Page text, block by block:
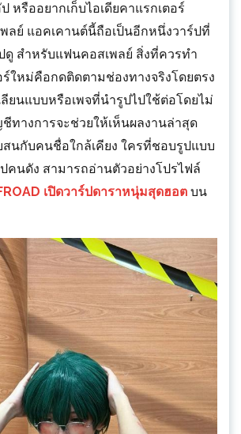
หรืออยากเก็บไอเดียคาแรกเตอร์
ลย์ แอคเคานต์นี้ถือเป็นอีกหนึ่งวาร์ปที่
ดู สำหรับแฟนคอสเพลย์ สิ่งที่ควรทำ
อร์ใหม่คือกดติดตามช่องทางจริงโดยตรง
ยนแบบหรือเพจที่นำรูปไปใช้ต่อโดยไม่
ทางการจะช่วยให้เห็นผลงานล่าสุด
นกับคนชื่อใกล้เคียง ใครที่ชอบรูปแบบ
คนดัง สามารถอ่านตัวอย่างโปรไฟล์
เปิดวาร์ปดาราหนุ่มสุดฮอต บน